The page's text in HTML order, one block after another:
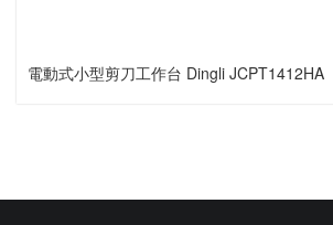
電動式小型剪刀工作台 Dingli JCPT1412HA